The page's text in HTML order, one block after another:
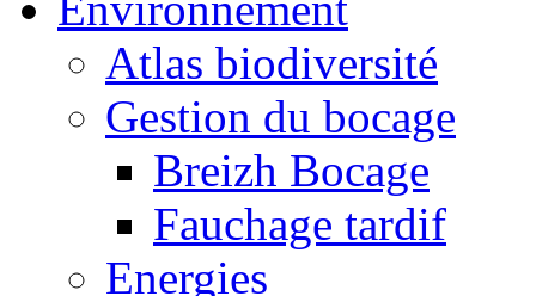
Atlas biodiversité
Gestion du bocage
Breizh Bocage
Fauchage tardif
Energies